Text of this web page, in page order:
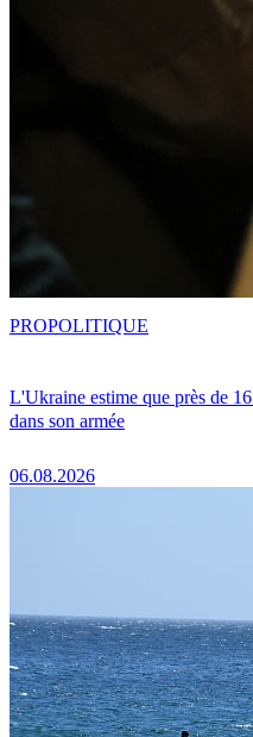
L'Ukraine estime que près de
dans son armée
06.08.2026
PROPOLITIQUE